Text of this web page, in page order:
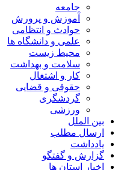
جامعه
آموزش و پرورش
حوادث و انتظامی
علمی و دانشگاه ها
محیط زیست
سلامت و بهداشت
کار و اشتغال
حقوقی و قضایی
گردشگری
ورزشی
بین الملل
ارسال مطلب
یادداشت
گزارش و گفتگو
اخبار استان ها